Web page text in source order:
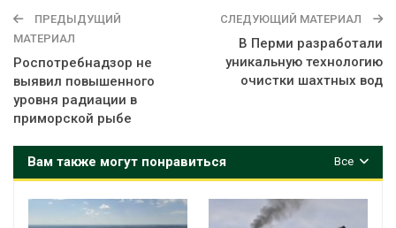
ПРЕДЫДУЩИЙ
МАТЕРИАЛ
Роспотребнадзор не
выявил повышенного
уровня радиации в
приморской рыбе
СЛЕДУЮЩИЙ МАТЕРИАЛ
В Перми разработали
уникальную технологию
очистки шахтных вод
Все
Вам также могут понравиться